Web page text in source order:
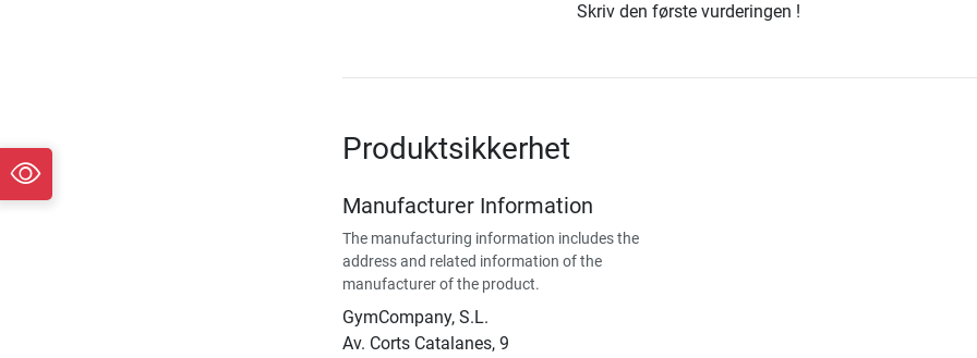
Skriv den første vurderingen !
Produktsikkerhet
Manufacturer Information
The manufacturing information includes the
address and related information of the
manufacturer of the product.
GymCompany, S.L.
Av. Corts Catalanes, 9